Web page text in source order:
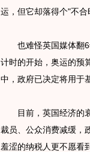
运，但它却落得个"不合
也难怪英国媒体翻6
计时的开始，奥运的预
中，政府已决定将用于
目前，英国经济的衰
裁员、公众消费减缓，
羞涩的纳税人更不愿看